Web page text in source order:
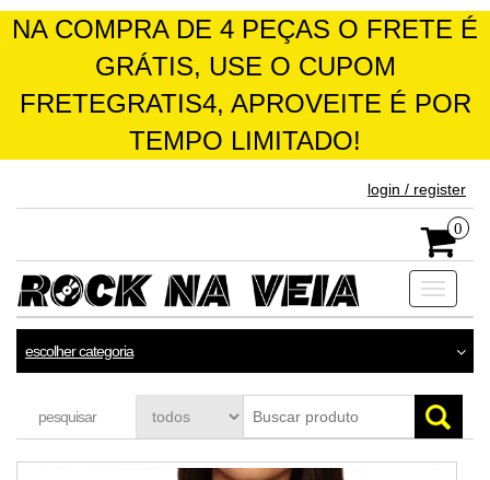
NA COMPRA DE 4 PEÇAS O FRETE É
GRÁTIS, USE O CUPOM
FRETEGRATIS4, APROVEITE É POR
TEMPO LIMITADO!
login / register
0
Toggle
escolher categoria
pesquisar